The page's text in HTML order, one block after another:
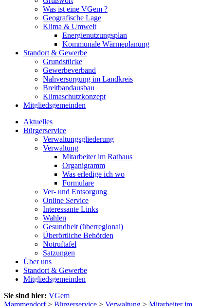
Was ist eine VGem ?
Geografische Lage
Klima & Umwelt
Energienutzungsplan
Kommunale Wärmeplanung
Standort & Gewerbe
Grundstücke
Gewerbeverband
Nahversorgung im Landkreis
Breitbandausbau
Klimaschutzkonzept
Mitgliedsgemeinden
Aktuelles
Bürgerservice
Verwaltungsgliederung
Verwaltung
Mitarbeiter im Rathaus
Organigramm
Was erledige ich wo
Formulare
Ver- und Entsorgung
Online Service
Interessante Links
Wahlen
Gesundheit (überregional)
Überörtliche Behörden
Notruftafel
Satzungen
Über uns
Standort & Gewerbe
Mitgliedsgemeinden
Sie sind hier: VGem
Mammendorf> Bürgerservice > Verwaltung > Mitarbeiter im